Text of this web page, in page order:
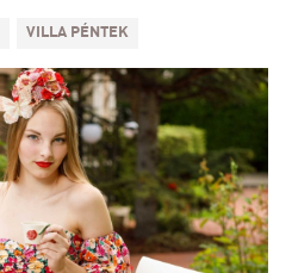
VILLA PÉNTEK